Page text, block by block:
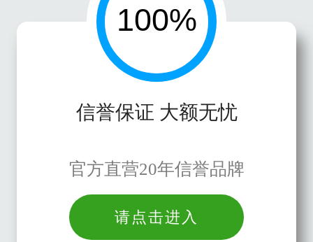
信誉保证 大额无忧
官方直营20年信誉品牌
请点击进入